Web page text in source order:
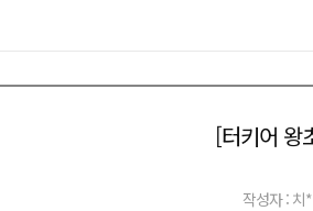
[터키어 왕
작성자 : 치*